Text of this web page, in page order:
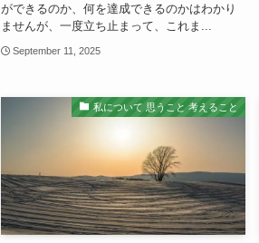
ができるのか、何を達成できるのかはわかり
ませんが、一度立ち止まって、これま...
September 11, 2025
私について 思うこと 考えること